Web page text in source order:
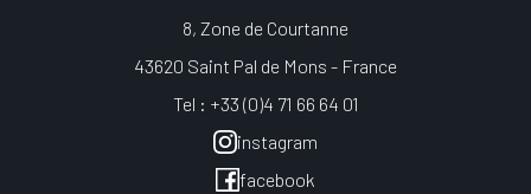
8, Zone de Courtanne
43620 Saint Pal de Mons - France
Tel : +33 (0)4 71 66 64 01
instagram
facebook